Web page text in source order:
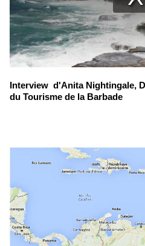
Interview d'Anita Nightingale, Directrice Europe de l' Office
du Tourisme de la Barbade